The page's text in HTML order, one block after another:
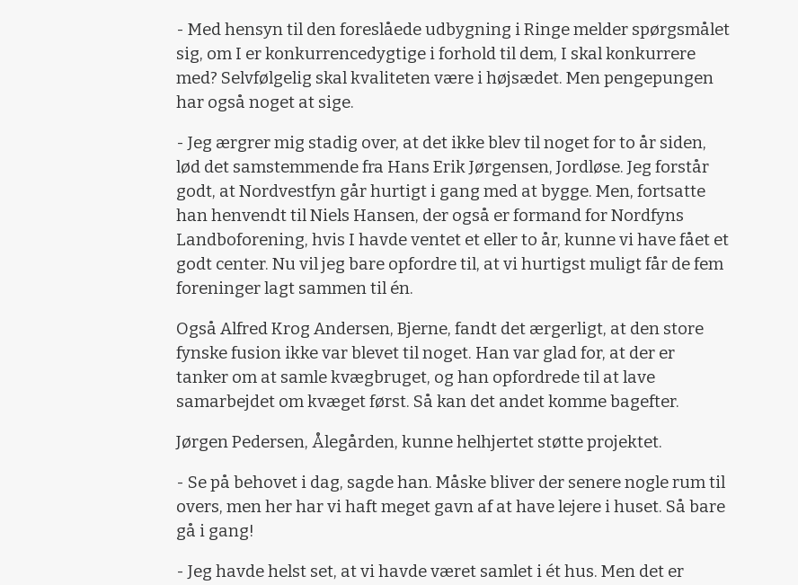
- Med hensyn til den foreslåede udbygning i Ringe melder spørgsmålet
sig, om I er konkurrencedygtige i forhold til dem, I skal konkurrere
med? Selvfølgelig skal kvaliteten være i højsædet. Men pengepungen
har også noget at sige.
- Jeg ærgrer mig stadig over, at det ikke blev til noget for to år siden,
lød det samstemmende fra Hans Erik Jørgensen, Jordløse. Jeg forstår
godt, at Nordvestfyn går hurtigt i gang med at bygge. Men, fortsatte
han henvendt til Niels Hansen, der også er formand for Nordfyns
Landboforening, hvis I havde ventet et eller to år, kunne vi have fået et
godt center. Nu vil jeg bare opfordre til, at vi hurtigst muligt får de fem
foreninger lagt sammen til én.
Også Alfred Krog Andersen, Bjerne, fandt det ærgerligt, at den store
fynske fusion ikke var blevet til noget. Han var glad for, at der er
tanker om at samle kvægbruget, og han opfordrede til at lave
samarbejdet om kvæget først. Så kan det andet komme bagefter.
Jørgen Pedersen, Ålegården, kunne helhjertet støtte projektet.
- Se på behovet i dag, sagde han. Måske bliver der senere nogle rum til
overs, men her har vi haft meget gavn af at have lejere i huset. Så bare
gå i gang!
- Jeg havde helst set, at vi havde været samlet i ét hus. Men det er